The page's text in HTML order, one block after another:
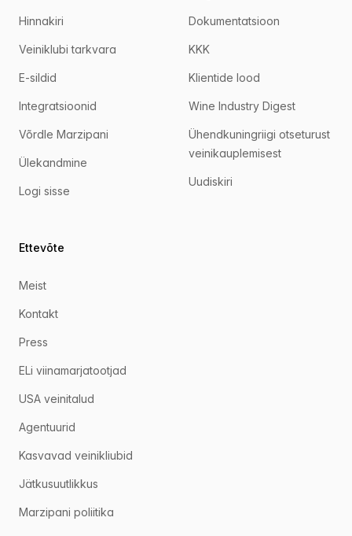
Hinnakiri
Veiniklubi tarkvara
E-sildid
Integratsioonid
Võrdle Marzipani
Ülekandmine
Logi sisse
Dokumentatsioon
KKK
Klientide lood
Wine Industry Digest
Ühendkuningriigi otseturust
veinikauplemisest
Uudiskiri
Ettevõte
Meist
Kontakt
Press
ELi viinamarjatootjad
USA veinitalud
Agentuurid
Kasvavad veinikliubid
Jätkusuutlikkus
Marzipani poliitika